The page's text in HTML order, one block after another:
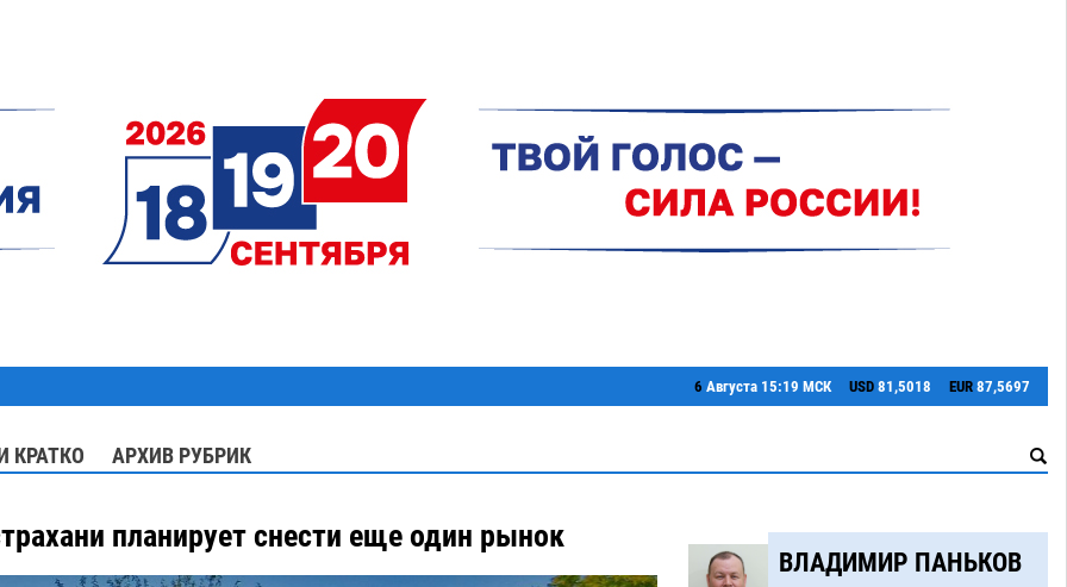
6 Августа 15:19 МСК USD 81,5018 EUR 87,5697
КРАТКО АРХИВ РУБРИК
планирует снести еще один рынок
ВЛАДИМИР ПАНЬКОВ